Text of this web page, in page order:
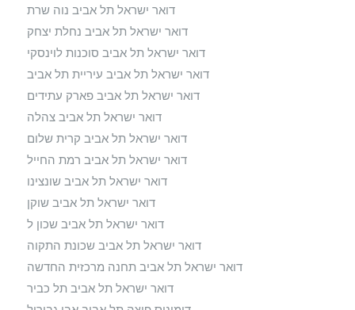
דואר ישראל תל אביב נוה שרת
דואר ישראל תל אביב נחלת יצחק
דואר ישראל תל אביב סוכנות לוינסקי
דואר ישראל תל אביב עיריית תל אביב
דואר ישראל תל אביב פארק עתידים
דואר ישראל תל אביב צהלה
דואר ישראל תל אביב קרית שלום
דואר ישראל תל אביב רמת החייל
דואר ישראל תל אביב שונצינו
דואר ישראל תל אביב שוקן
דואר ישראל תל אביב שכון ל
דואר ישראל תל אביב שכונת התקוה
דואר ישראל תל אביב תחנה מרכזית החדשה
דואר ישראל תל אביב תל כביר